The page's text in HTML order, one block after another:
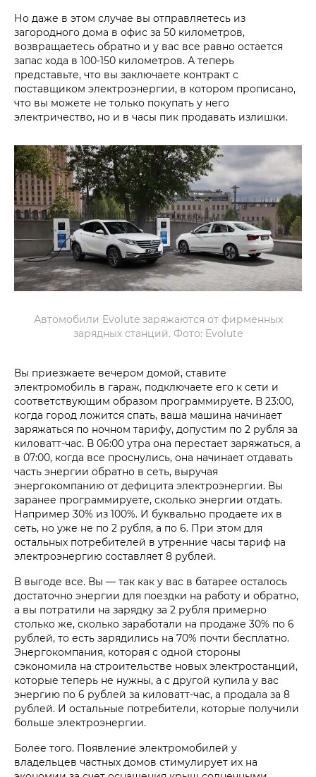
Но даже в этом случае вы отправляетесь из
загородного дома в офис за 50 километров,
возвращаетесь обратно и у вас все равно остается
запас хода в 100-150 километров. А теперь
представьте, что вы заключаете контракт с
поставщиком электроэнергии, в котором прописано,
что вы можете не только покупать у него
электричество, но и в часы пик продавать излишки.
Автомобили Evolute заряжаются от фирменных
зарядных станций. Фото: Evolute
Вы приезжаете вечером домой, ставите
электромобиль в гараж, подключаете его к сети и
соответствующим образом программируете. В 23:00,
когда город ложится спать, ваша машина начинает
заряжаться по ночном тарифу, допустим по 2 рубля за
киловатт-час. В 06:00 утра она перестает заряжаться, а
в 07:00, когда все проснулись, она начинает отдавать
часть энергии обратно в сеть, выручая
энергокомпанию от дефицита электроэнергии. Вы
заранее программируете, сколько энергии отдать.
Например 30% из 100%. И буквально продаете их в
сеть, но уже не по 2 рубля, а по 6. При этом для
остальных потребителей в утренние часы тариф на
электроэнергию составляет 8 рублей.
В выгоде все. Вы — так как у вас в батарее осталось
достаточно энергии для поездки на работу и обратно,
а вы потратили на зарядку за 2 рубля примерно
столько же, сколько заработали на продаже 30% по 6
рублей, то есть зарядились на 70% почти бесплатно.
Энергокомпания, которая с одной стороны
сэкономила на строительстве новых электростанций,
которые теперь не нужны, а с другой купила у вас
энергию по 6 рублей за киловатт-час, а продала за 8
рублей. И остальные потребители, которые получили
больше электроэнергии.
Более того. Появление электромобилей у
владельцев частных домов стимулирует их на